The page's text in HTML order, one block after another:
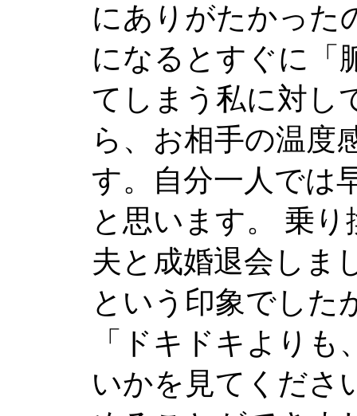
にありがたかった
になるとすぐに「
てしまう私に対し
ら、お相手の温度
す。自分一人では
と思います。 乗
夫と成婚退会しま
という印象でした
「ドキドキより
いかを見てくださ